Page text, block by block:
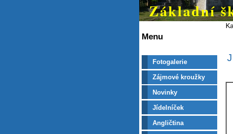
Základní
Menu
Fotogalerie
Zájmové kroužky
Novinky
Jídelníček
Angličtina